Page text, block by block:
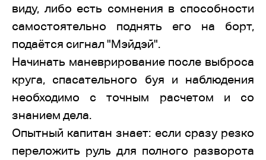
виду, либо есть сомнения в способности
самостоятельно поднять его на борт,
подаётся сигнал "Мэйдэй".
Начинать маневрирование после выброса
круга, спасательного буя и наблюдения
необходимо с точным расчетом и со
знанием дела.
Опытный капитан знает: если сразу резко
переложить руль для полного разворота